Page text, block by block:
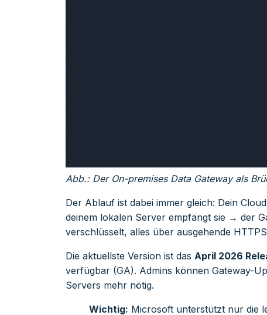
Abb.: Der On-premises Data Gateway als
Der Ablauf ist dabei immer gleich: Dein
deinem lokalen Server empfängt sie → der
verschlüsselt, alles über ausgehende
Die aktuellste Version ist das April 2026
verfügbar (GA). Admins können Gateway-
Servers mehr nötig.
Wichtig: Microsoft unterstützt nur die